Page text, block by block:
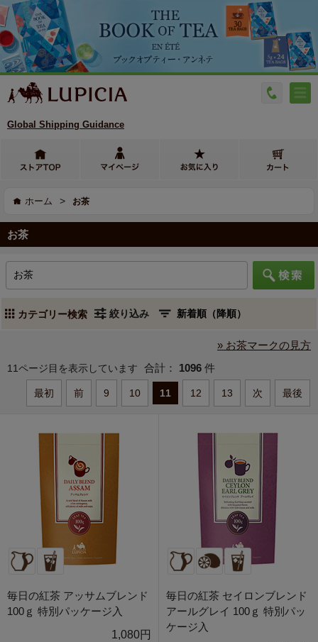
Global Shipping Guidance
ホーム > お茶
お茶
カテゴリー検索 絞り込み
» お茶マークの見方
11ページ目を表示しています 合計： 1096 件
最初 前 9 10 11 12 13 次 最後
毎日の紅茶 アッサムブレンド
100ｇ 特別パッケージ入
1,080円
毎日の紅茶 セイロンブレンド
アールグレイ 100ｇ 特別パッ
ケージ入